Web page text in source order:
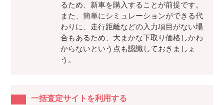
るため、新車を購入することが前提です。
また、簡単にシミュレーションができる代
わりに、走行距離などの入力項目がない場
合もあるため、大まかな下取り価格しかわ
からないという点も認識しておきましょ
う。
一括査定サイトを利用する